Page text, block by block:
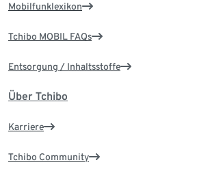
Mobilfunklexikon
Tchibo MOBIL FAQs
Entsorgung / Inhaltsstoffe
Über Tchibo
Karriere
Tchibo Community